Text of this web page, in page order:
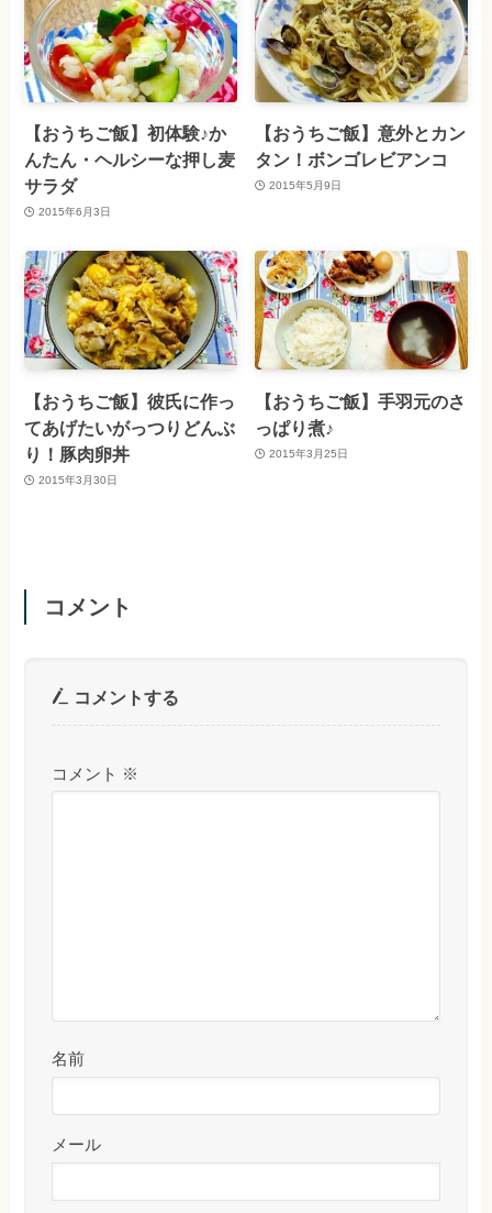
【おうちご飯】初体験♪か
んたん・ヘルシーな押し麦
サラダ
2015年6月3日
【おうちご飯】意外とカン
タン！ボンゴレビアンコ
2015年5月9日
【おうちご飯】彼氏に作っ
てあげたいがっつりどんぶ
り！豚肉卵丼
2015年3月30日
【おうちご飯】手羽元のさ
っぱり煮♪
2015年3月25日
コメント
コメントする
コメント ※
名前
メール